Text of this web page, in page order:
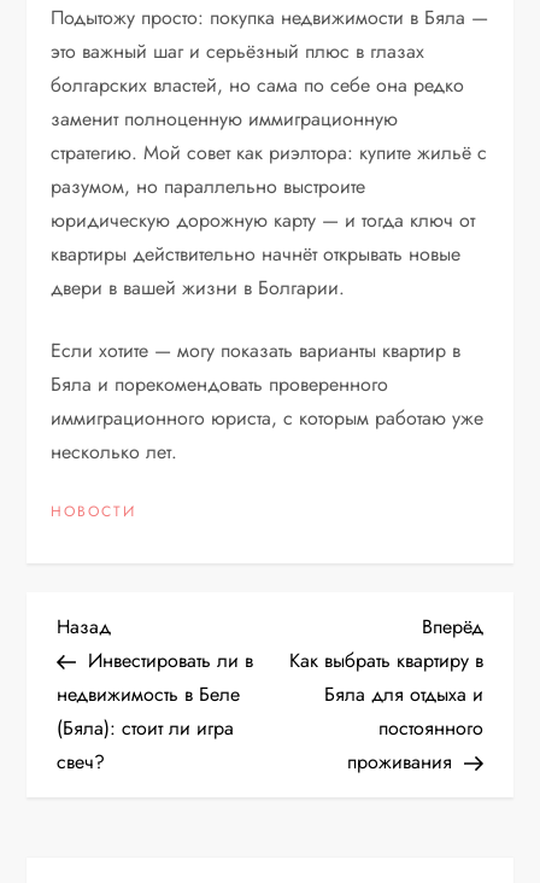
Подытожу просто: покупка недвижимости в Бяла —
это важный шаг и серьёзный плюс в глазах
болгарских властей, но сама по себе она редко
заменит полноценную иммиграционную
стратегию. Мой совет как риэлтора: купите жильё с
разумом, но параллельно выстроите
юридическую дорожную карту — и тогда ключ от
квартиры действительно начнёт открывать новые
двери в вашей жизни в Болгарии.
Если хотите — могу показать варианты квартир в
Бяла и порекомендовать проверенного
иммиграционного юриста, с которым работаю уже
несколько лет.
НОВОСТИ
Н
а
в
Предыдущая
запись
Назад
Инвестировать ли в
недвижимость в Беле
(Бяла): стоит ли игра
свеч?
запись
Вперёд
Как выбрать квартиру в
Бяла для отдыха и
постоянного
проживания